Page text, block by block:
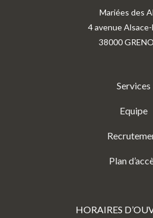
Mariées des
4 avenue
38000
Services
Equipe
Plan
HORAIRES